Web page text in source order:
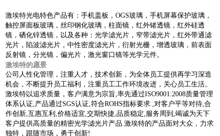
激埃特光电特色产品有：手机盖板，OGS玻璃，手机屏幕保护玻璃，
触控屏面板玻璃，丝印钢化玻璃，柱面镜，红外锗透镜，红外硅透
镜，硒化锌透镜，以及各种：光学滤光片，窄带滤光片，红外带通滤
光片，陷波滤光片，中性密度滤光片，衍射光栅，增透玻璃，前表面
反射镜，分光镜，偏光片，激光窗口镜等光学元件。
激埃特的愿景
公司人性化管理，注重人才，技术创新，为全体员工提供再学习深造
机会，不断提升员工福利，注重员工工作环境改进，关心员工生活。
激埃特以追求质量，客户满意为宗旨,率先通过ISO9001:2008质量管理
体系认证,产品通过SGS认证,符合ROHS指标要求.,对客户平等对待,合
作创新,互惠互利,价格适宜,交期快捷,品质稳定,服务周到,竭诚为天下
客户提供高质量的精密光学滤光片产品.激埃特的产品面对大众，力求
独特，跟随市场，勇于创新!